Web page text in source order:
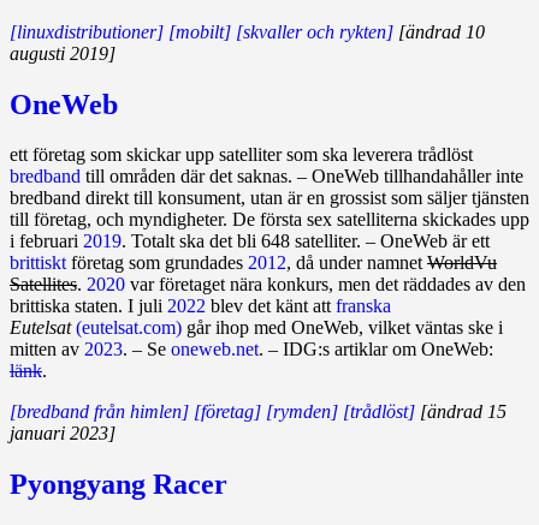
[linuxdistributioner] [mobilt] [skvaller och rykten] [ändrad 10
augusti 2019]
OneWeb
ett företag som skickar upp satelliter som ska leverera trådlöst
bredband till områden där det saknas. – OneWeb tillhandahåller inte
bredband direkt till konsument, utan är en grossist som säljer tjänsten
till företag, och myndigheter. De första sex satelliterna skickades upp
i februari 2019. Totalt ska det bli 648 satelliter. – OneWeb är ett
brittisktföretag som grundades 2012, då under namnetWorldVu
Satellites. 2020 var företaget nära konkurs, men det räddades av den
brittiska staten. I juli 2022 blev det känt attfranska
Eutelsat (eutelsat.com) går ihop med OneWeb, vilket väntas ske i
mitten av 2023. – Se oneweb.net. – IDG:s artiklar om OneWeb:
länk.
[bredband från himlen] [företag] [rymden] [trådlöst] [ändrad 15
januari 2023]
Pyongyang Racer